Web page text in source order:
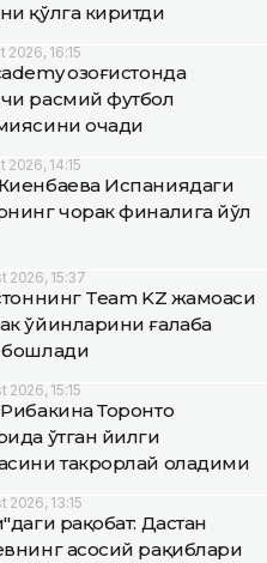
қўлга киритди
2026, 16:15
Қозоғистонда
расмий футбол
очади
2026, 14:15
Испаниядаги
чорак финалига йўл
2026, 15:37
Team KZ жамоаси
ўйинларини ғалаба
2026, 15:15
Торонто
ўтган йилги
такрорлай оладими
2026, 13:15
рақобат: Дастан
асосий рақиблари